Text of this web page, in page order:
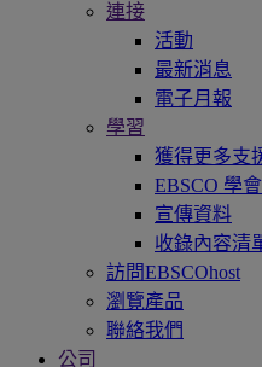
連接
活動
最新消息
電子月報
學習
獲得更多支
EBSCO 學會
宣傳資料
收錄內容清
訪問EBSCOhost
瀏覽產品
聯絡我們
公司